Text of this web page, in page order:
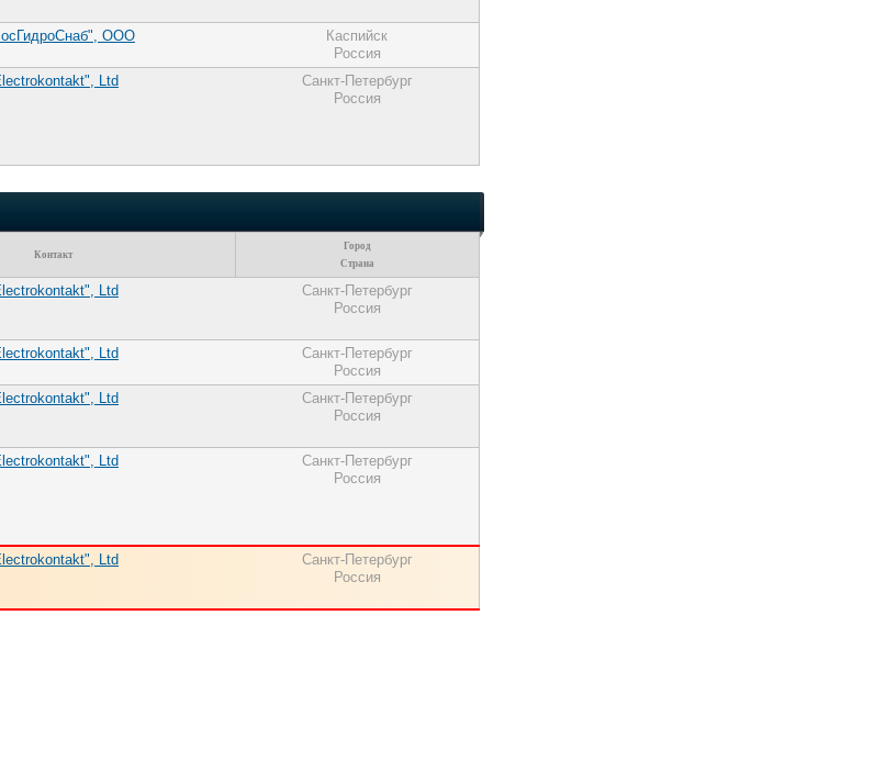
ООО
Каспийск
Россия
Ltd
Санкт-Петербург
Россия
Контакт
Город
Страна
Ltd
Санкт-Петербург
Россия
Ltd
Санкт-Петербург
Россия
Ltd
Санкт-Петербург
Россия
Ltd
Санкт-Петербург
Россия
Ltd
Санкт-Петербург
Россия